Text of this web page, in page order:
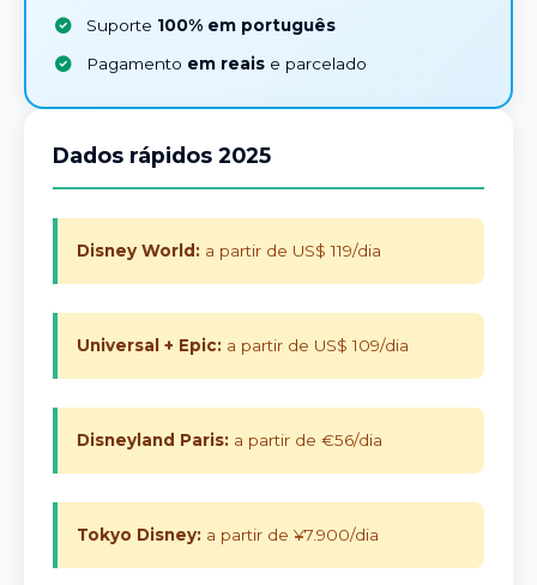
Suporte 100% em português
Pagamento em reais e parcelado
Dados rápidos 2025
Disney World: a partir de US$ 119/dia
Universal + Epic: a partir de US$ 109/dia
Disneyland Paris: a partir de €56/dia
Tokyo Disney: a partir de ¥7.900/dia